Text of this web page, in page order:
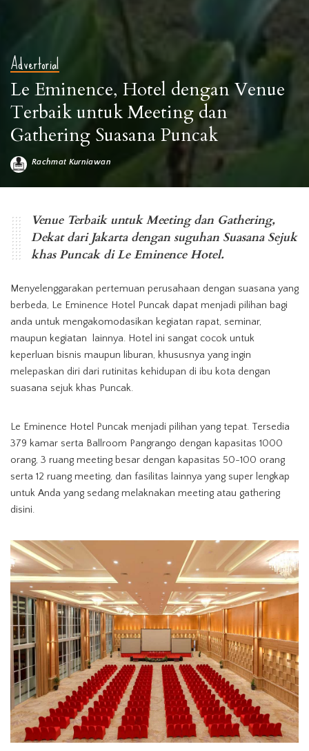
Advertorial
Le Eminence, Hotel dengan Venue
Terbaik untuk Meeting dan
Gathering Suasana Puncak
Posted
Rachmat Kurniawan
Venue Terbaik untuk Meeting dan Gathering,
Dekat dari Jakarta dengan suguhan Suasana Sejuk
khas Puncak di Le Eminence Hotel.
Menyelenggarakan pertemuan perusahaan dengan suasana yang
berbeda, Le Eminence Hotel Puncak dapat menjadi pilihan bagi
anda untuk mengakomodasikan kegiatan rapat, seminar,
maupun kegiatan lainnya. Hotel ini sangat cocok untuk
keperluan bisnis maupun liburan, khususnya yang ingin
melepaskan diri dari rutinitas kehidupan di ibu kota dengan
suasana sejuk khas Puncak.
Le Eminence Hotel Puncak menjadi pilihan yang tepat. Tersedia
379 kamar serta Ballroom Pangrango dengan kapasitas 1000
orang, 3 ruang meeting besar dengan kapasitas 50-100 orang
serta 12 ruang meeting, dan fasilitas lainnya yang super lengkap
untuk Anda yang sedang melaknakan meeting atau gathering
disini.